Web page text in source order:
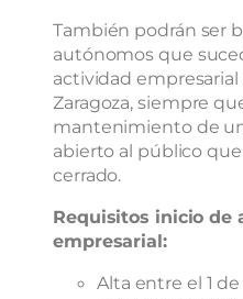
También podrán ser
autónomos que
actividad empresarial
Zaragoza, siempre
mantenimiento de
abierto al público
cerrado.
Requisitos inicio de
empresarial:
Alta entre el 1